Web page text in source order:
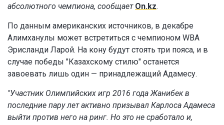
абсолютного чемпиона, сообщает On.kz.
По данным американских источников, в декабре
Алимханулы может встретиться с чемпионом WBA
Эрисланди Ларой. На кону будут стоять три пояса, и в
случае победы "Казахскому стилю" останется
завоевать лишь один — принадлежащий Адамесу.
"Участник Олимпийских игр 2016 года Жанибек в
последние пару лет активно призывал Карлоса Адамеса
выйти против него на ринг. Но это не сработало и,